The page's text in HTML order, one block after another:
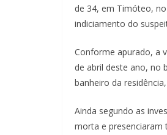
de 34, em Timóteo,
indiciamento do
Conforme apurado, a
de abril deste ano, no
banheiro da
Ainda segundo as
morta e presenciaram